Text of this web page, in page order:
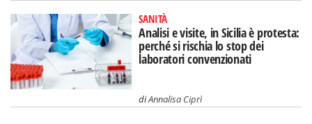
SANITÀ
Analisi e visite, in Sicilia è protesta:
perché si rischia lo stop dei
laboratori convenzionati
diAnnalisa Ciprì